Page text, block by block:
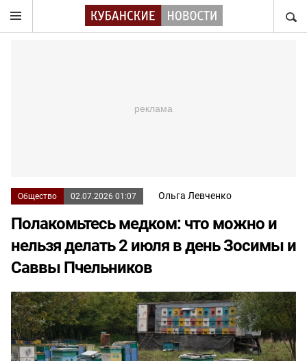
Общество 02.07.2026 01:07 Ольга Левченко
Полакомьтесь медком: что можно и
нельзя делать 2 июля в день Зосимы и
Саввы Пчельников